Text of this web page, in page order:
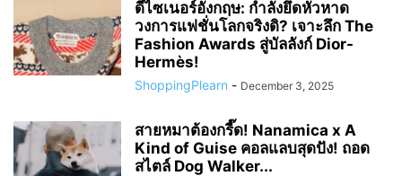
ดีไซเนอร์อังกฤษ: กำลังยึดหัวหาด
วงการแฟชั่นโลกจริงดิ? เจาะลึก The
Fashion Awards สู่บัลลังก์ Dior-
Hermès!
ShoppingPlearn - December 3, 2025
สายหมาต้องกรี๊ด! Nanamica x A
Kind of Guise คอลแลบสุดปัง! ถอด
สไตล์ Dog Walker...